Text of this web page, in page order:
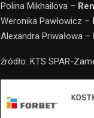
Polina Mikhailova –
Weronika Pawłowicz –
Alexandra Priwałowa –
źródło: KTS SPAR-